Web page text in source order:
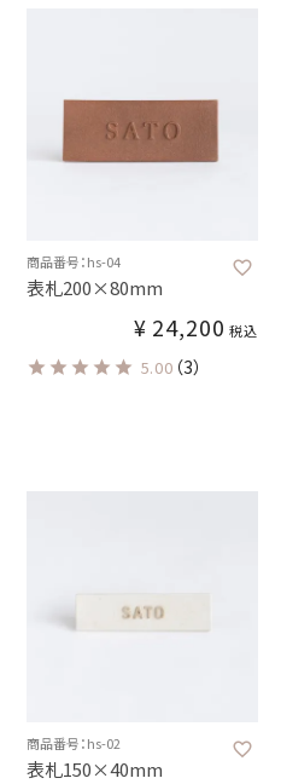
商品番号：hs-04
表札200×80mm
¥ 24,200 税込
5.00 （3）
商品番号：hs-02
表札150×40mm